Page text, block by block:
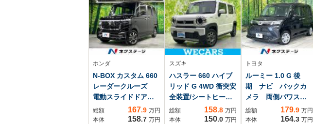
ホンダ
N-BOX カスタム 660
レーダークルーズ
電動スライドドア
衝突被害軽減システ
ム スマートキー
総額 167.9 万円
本体
158.7 万円
スズキ
ハスラー 660 ハイブ
リッド G 4WD 衝突安
全装置/シートヒータ
ー 前席/車線逸脱防止
支援システム/ヘッド
総額 158.8 万円
本体
150.0 万円
トヨタ
ルーミー 1.0 G 後
期 ナビ バックカ
メラ 両側パワス
ラ スマートアシス
ト クリアランスソ
総額 179.9 万円
本体
164.3 万円